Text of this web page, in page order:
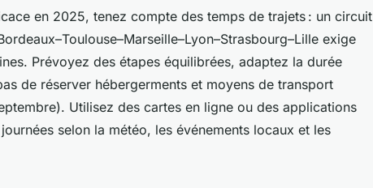
en 2025, tenez compte des temps de trajets : un circuit
exige
Prévoyez des étapes équilibrées, adaptez la durée
de réserver hébergerments et moyens de transport
Utilisez des cartes en ligne ou des applications
selon la météo, les événements locaux et les